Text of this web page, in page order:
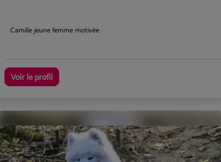
Camille jeune femme motivée
Voir le profil